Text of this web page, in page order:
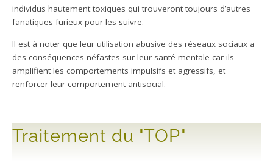
individus hautement toxiques qui trouveront toujours d’autres
fanatiques furieux pour les suivre.
Il est à noter que leur utilisation abusive des réseaux sociaux a
des conséquences néfastes sur leur santé mentale car ils
amplifient les comportements impulsifs et agressifs, et
renforcer leur comportement antisocial.
Traitement du "TOP"